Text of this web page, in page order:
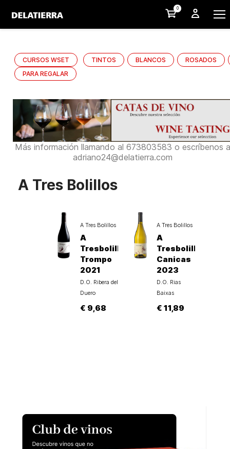
0
CURSOS WSET TINTOS BLANCOS
ROSADOS
PARA REGALAR
Más información llamando al 673803583 o escríbenos a
adriano24@delatierra.com
A Tres Bolillos
A Tres Bolillos
A
Tresbolillo
Trompo
2021
D.O. Ribera del
Duero
€ 9,68
A Tres Bolillos
A
Tresbolillos
Canicas
2023
D.O. Rias
Baixas
€ 11,89